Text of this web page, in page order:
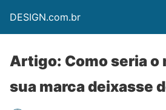
DESIGN.com.br
Artigo: Como seria o
sua marca deixasse